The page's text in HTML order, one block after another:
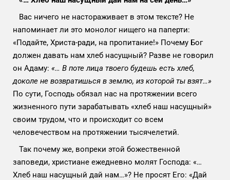
Вас ничего не настораживает в этом тексте? Не
напоминает ли это монолог нищего на паперти:
«Подайте, Христа-ради, на пропитание!» Почему Бог
должен давать нам хлеб насущный? Разве не говорил
он Адаму: «… В поте лица твоего будешь есть хлеб,
доколе не возвратишься в землю, из которой ты взят…»
По сути, Господь обязал нас на протяжении всего
жизненного пути зарабатывать «хлеб наш насущный»
своим трудом, что и происходит со всем
человечеством на протяжении тысячелетий.
Так почему же, вопреки этой божественной
заповеди, христиане ежедневно молят Господа: «…
Хлеб наш насущный дай нам…»? Не просят Его: «Дай